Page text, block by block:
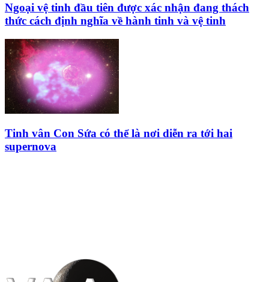
Ngoại vệ tinh đầu tiên được xác nhận đang thách
thức cách định nghĩa về hành tinh và vệ tinh
Tinh vân Con Sứa có thể là nơi diễn ra tới hai
supernova